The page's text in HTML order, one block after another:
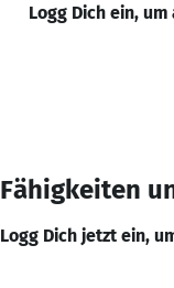
Logg Dich ein,
Fähigkeiten
Logg Dich jetzt ein,